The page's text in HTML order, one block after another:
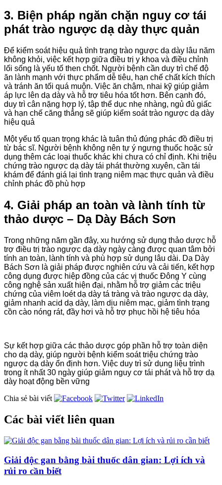
3. Biện pháp ngăn chặn nguy cơ tái
phát trào ngược dạ dày thực quản
Để kiểm soát hiệu quả tình trạng trào ngược dạ dày lâu năm
không khỏi, việc kết hợp giữa điều trị y khoa và điều chỉnh
lối sống là yếu tố then chốt. Người bệnh cần duy trì chế độ
ăn lành mạnh với thực phẩm dễ tiêu, hạn chế chất kích thích
và tránh ăn tối quá muộn. Việc ăn chậm, nhai kỹ giúp giảm
áp lực lên dạ dày và hỗ trợ tiêu hóa tốt hơn. Bên cạnh đó,
duy trì cân nặng hợp lý, tập thể dục nhẹ nhàng, ngủ đủ giấc
và hạn chế căng thẳng sẽ giúp kiểm soáttrào ngược dạ dày
hiệu quả
Một yếu tố quan trọng khác là tuân thủ đúng phác đồ điều trị
từ bác sĩ. Người bệnh không nên tự ý ngưng thuốc hoặc sử
dụng thêm các loại thuốc khác khi chưa có chỉ định. Khi triệu
chứng trào ngược dạ dày tái phát thường xuyên, cần tái
khám để đánh giá lại tình trạng niêm mạc thực quản và điều
chỉnh phác đồ phù hợp
4. Giải pháp an toàn và lành tính từ
thảo dược – Dạ Dày Bách Sơn
Trong những năm gần đây, xu hướng sử dụng thảo dược hỗ
trợ điều trị trào ngược dạ dày ngày càng được quan tâm bởi
tính an toàn, lành tính và phù hợp sử dụng lâu dài. Dạ Dày
Bách Sơn là giải pháp được nghiên cứu và cải tiến, kết hợp
công dụng được hiệp đồng của các vị thuốc Đông Y cùng
công nghệ sản xuất hiện đại, nhằm hỗ trợ giảm các triệu
chứng của viêm loét dạ dày tá tràng và trào ngược dạ dày,
giảm nhanh acid dạ dày, làm dịu niêm mạc, giảm tình trạng
cồn cào nóng rát, đầy hơi và hỗ trợ phục hồi hệ tiêu hóa
Sự kết hợp giữa các thảo dược góp phần hỗ trợ toàn diện
cho dạ dày, giúp người bệnh kiểm soát triệu chứng trào
ngược dạ dày ổn định hơn. Việc duy trì sử dụng liệu trình
trong ít nhất 30 ngày giúp giảm nguy cơ tái phát và hỗ trợ dạ
dày hoạt động bền vững
Chia sẻ bài viết
Các bài viết liên quan
Giải độc gan bằng bài thuốc dân gian: Lợi ích và
rủi ro cần biết